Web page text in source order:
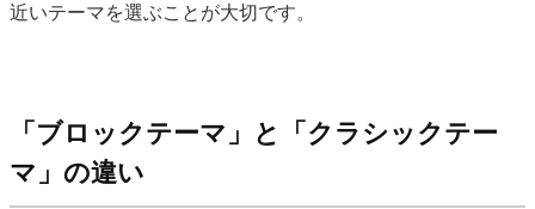
近いテーマを選ぶことが大切です。
「ブロックテーマ」と「クラシックテー
マ」の違い